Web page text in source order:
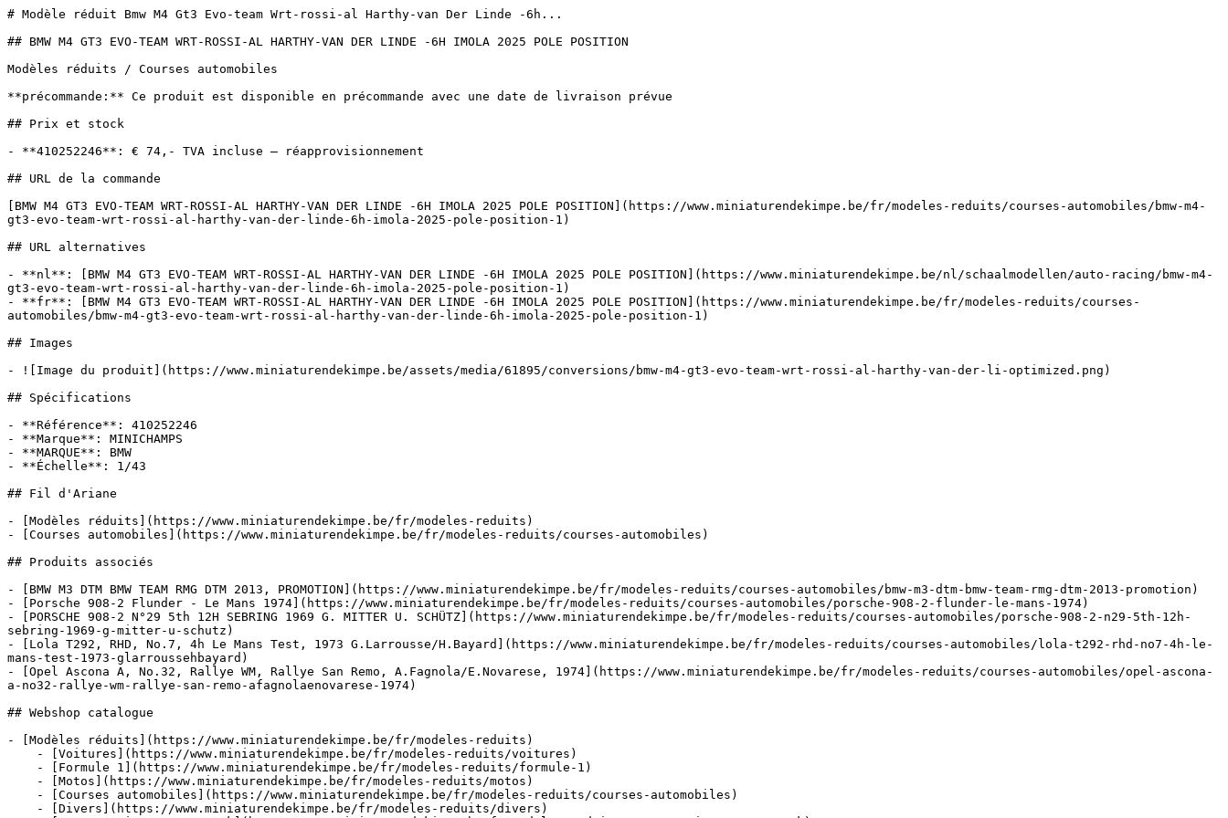
# Modèle réduit Bmw M4 Gt3 Evo-team Wrt-rossi-al Harthy-van Der Linde -6h...
## BMW M4 GT3 EVO-TEAM WRT-ROSSI-AL HARTHY-VAN DER LINDE -6H IMOLA 2025 POLE POSITION
Modèles réduits / Courses automobiles
**précommande:** Ce produit est disponible en précommande avec une date de livraison prévue
## Prix et stock
- **410252246**: € 74,- TVA incluse — réapprovisionnement
## URL de la commande
[BMW M4 GT3 EVO-TEAM WRT-ROSSI-AL HARTHY-VAN DER LINDE -6H IMOLA 2025 POLE POSITION](https://www.miniaturendekimpe.be/fr/modeles-reduits/courses-automobiles/bmw-m4-
gt3-evo-team-wrt-rossi-al-harthy-van-der-linde-6h-imola-2025-pole-position-1)
## URL alternatives
- **nl**: [BMW M4 GT3 EVO-TEAM WRT-ROSSI-AL HARTHY-VAN DER LINDE -6H IMOLA 2025 POLE POSITION](https://www.miniaturendekimpe.be/nl/schaalmodellen/auto-racing/bmw-m4-
gt3-evo-team-wrt-rossi-al-harthy-van-der-linde-6h-imola-2025-pole-position-1)
- **fr**: [BMW M4 GT3 EVO-TEAM WRT-ROSSI-AL HARTHY-VAN DER LINDE -6H IMOLA 2025 POLE POSITION](https://www.miniaturendekimpe.be/fr/modeles-reduits/courses-
automobiles/bmw-m4-gt3-evo-team-wrt-rossi-al-harthy-van-der-linde-6h-imola-2025-pole-position-1)
## Images
- ![Image du produit](https://www.miniaturendekimpe.be/assets/media/61895/conversions/bmw-m4-gt3-evo-team-wrt-rossi-al-harthy-van-der-li-optimized.png)
## Spécifications
- **Référence**: 410252246
- **Marque**: MINICHAMPS
- **MARQUE**: BMW
- **Échelle**: 1/43
## Fil d'Ariane
- [Modèles réduits](https://www.miniaturendekimpe.be/fr/modeles-reduits)
- [Courses automobiles](https://www.miniaturendekimpe.be/fr/modeles-reduits/courses-automobiles)
## Produits associés
- [BMW M3 DTM BMW TEAM RMG DTM 2013, PROMOTION](https://www.miniaturendekimpe.be/fr/modeles-reduits/courses-automobiles/bmw-m3-dtm-bmw-team-rmg-dtm-2013-promotion)
- [Porsche 908-2 Flunder - Le Mans 1974](https://www.miniaturendekimpe.be/fr/modeles-reduits/courses-automobiles/porsche-908-2-flunder-le-mans-1974)
- [PORSCHE 908-2 N°29 5th 12H SEBRING 1969 G. MITTER U. SCHÜTZ](https://www.miniaturendekimpe.be/fr/modeles-reduits/courses-automobiles/porsche-908-2-n29-5th-12h-
sebring-1969-g-mitter-u-schutz)
- [Lola T292, RHD, No.7, 4h Le Mans Test, 1973 G.Larrousse/H.Bayard](https://www.miniaturendekimpe.be/fr/modeles-reduits/courses-automobiles/lola-t292-rhd-no7-4h-le-
mans-test-1973-glarroussehbayard)
- [Opel Ascona A, No.32, Rallye WM, Rallye San Remo, A.Fagnola/E.Novarese, 1974](https://www.miniaturendekimpe.be/fr/modeles-reduits/courses-automobiles/opel-ascona-
a-no32-rallye-wm-rallye-san-remo-afagnolaenovarese-1974)
## Webshop catalogue
- [Modèles réduits](https://www.miniaturendekimpe.be/fr/modeles-reduits)